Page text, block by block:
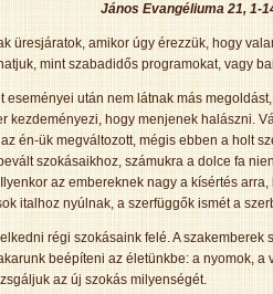
János Evangéliuma 21, 1-
üresjáratok, amikor úgy érezzük, hogy
mint szabadidős programokat, vagy
eseményei után nem látnak más
kezdeményezi, hogy menjenek halászni.
én-ük megváltozott, mégis ebben a holt
szokásaikhoz, számukra a dolce fa
az embereknek nagy a kísértés
italhoz nyúlnak, a szerfüggők ismét a
régi szokásaink felé. A
beépíteni az életünkbe: a nyomok, a
az új szokás milyenségét.